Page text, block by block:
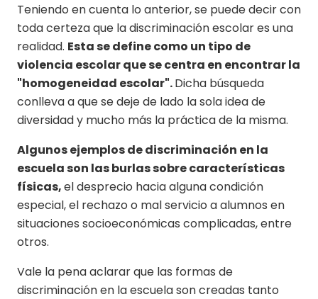
Teniendo en cuenta lo anterior, se puede decir con
toda certeza que la discriminación escolar es una
realidad. Esta se define como un tipo de
violencia escolar que se centra en encontrar la
"homogeneidad escolar".Dicha búsqueda
conlleva a que se deje de lado la sola idea de
diversidad y mucho más la práctica de la misma.
Algunos ejemplos de discriminación en la
escuela son las burlas sobre características
físicas,el desprecio hacia alguna condición
especial, el rechazo o mal servicio a alumnos en
situaciones socioeconómicas complicadas, entre
otros.
Vale la pena aclarar que las formas de
discriminación en la escuela son creadas tanto